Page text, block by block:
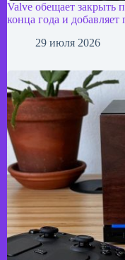
Valve обещает закрыть
конца года и
29 июля 2026